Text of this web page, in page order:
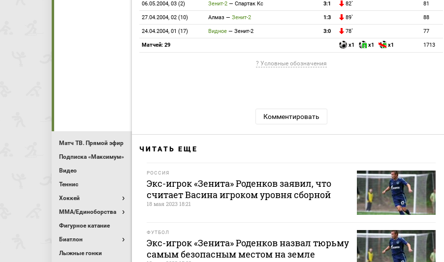
Матч ТВ. Прямой эфир
Подписка «Максимум»
Видео
Теннис
Хоккей
MMA/Единоборства
Фигурное катание
Биатлон
Лыжные гонки
06.05.2004, 03 (2) Зенит-2 — Спартак Кс 3:1 82` 81
27.04.2004, 02 (10) Алмаз — Зенит-2 1:3 89` 88
24.04.2004, 01 (17) Видное — Зенит-2 3:0 78` 77
Матчей: 29 x1 x1 x1 1713
? Условные обозначения
Комментировать
ЧИТАТЬ ЕЩЕ
РОССИЯ
Экс-игрок «Зенита» Роденков заявил, что
считает Васина игроком уровня сборной
18 мая 2023 18:21
ФУТБОЛ
Экс-игрок «Зенита» Роденков назвал тюрьму
самым безопасным местом на земле